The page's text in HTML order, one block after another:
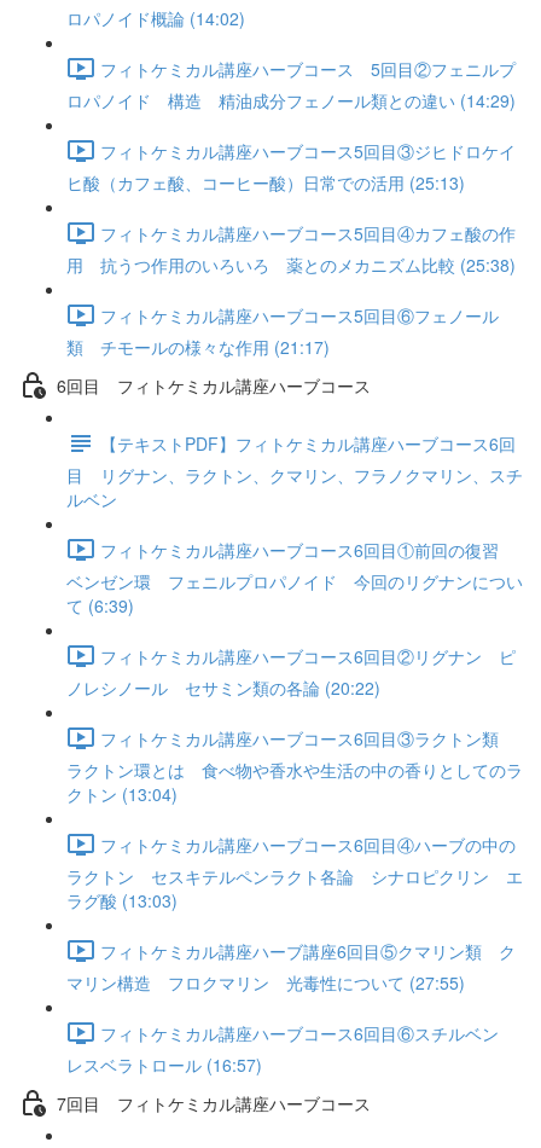
ロパノイド概論 (14:02)
フィトケミカル講座ハーブコース 5回目②フェニルプ
ロパノイド 構造 精油成分フェノール類との違い (14:29)
フィトケミカル講座ハーブコース5回目③ジヒドロケイ
ヒ酸（カフェ酸、コーヒー酸）日常での活用 (25:13)
フィトケミカル講座ハーブコース5回目④カフェ酸の作
用 抗うつ作用のいろいろ 薬とのメカニズム比較 (25:38)
フィトケミカル講座ハーブコース5回目⑥フェノール
類 チモールの様々な作用 (21:17)
6回目 フィトケミカル講座ハーブコース
【テキストPDF】フィトケミカル講座ハーブコース6回
目 リグナン、ラクトン、クマリン、フラノクマリン、スチ
ルベン
フィトケミカル講座ハーブコース6回目①前回の復習
ベンゼン環 フェニルプロパノイド 今回のリグナンについ
て (6:39)
フィトケミカル講座ハーブコース6回目②リグナン ピ
ノレシノール セサミン類の各論 (20:22)
フィトケミカル講座ハーブコース6回目③ラクトン類
ラクトン環とは 食べ物や香水や生活の中の香りとしてのラ
クトン (13:04)
フィトケミカル講座ハーブコース6回目④ハーブの中の
ラクトン セスキテルペンラクト各論 シナロピクリン エ
ラグ酸 (13:03)
フィトケミカル講座ハーブ講座6回目⑤クマリン類 ク
マリン構造 フロクマリン 光毒性について (27:55)
フィトケミカル講座ハーブコース6回目⑥スチルベン
レスベラトロール (16:57)
7回目 フィトケミカル講座ハーブコース